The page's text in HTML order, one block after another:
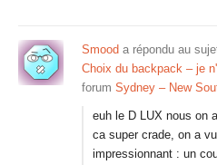
Smood a répondu au
Choix du backpack – je
forum Sydney – New
euh le D LUX nous on
ca super crade, on a
impressionnant : un